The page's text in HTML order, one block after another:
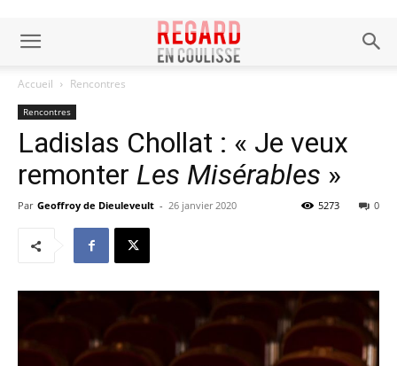
Accueil Rencontres
Rencontres
Ladislas Chollat : « Je veux
remonter Les Misérables »
Par Geoffroy de Dieuleveult - 26 janvier 2020 0
5273